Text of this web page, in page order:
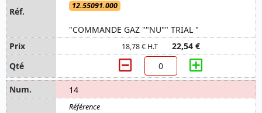
12.55091.000
"COMMANDE GAZ ""NU"" TRIAL "
18,78 € H.T 22,54 €
14